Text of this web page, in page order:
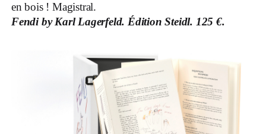
en bois ! Magistral.
Fendi by Karl Lagerfeld. Édition Steidl. 125 €.